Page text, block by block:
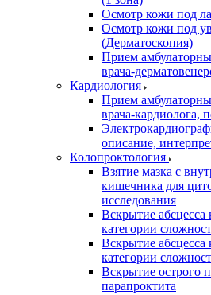
Осмотр кожи под
Осмотр кожи под
(Дерматоскопия)
Прием
врача-
Кардиология
Прием
врача-кардиолога,
описание,
Колопроктология
Взятие мазка с
кишечника для
исследования
Вскрытие абсцесса
категории
Вскрытие абсцесса
категории
Вскрытие острого
парапроктита